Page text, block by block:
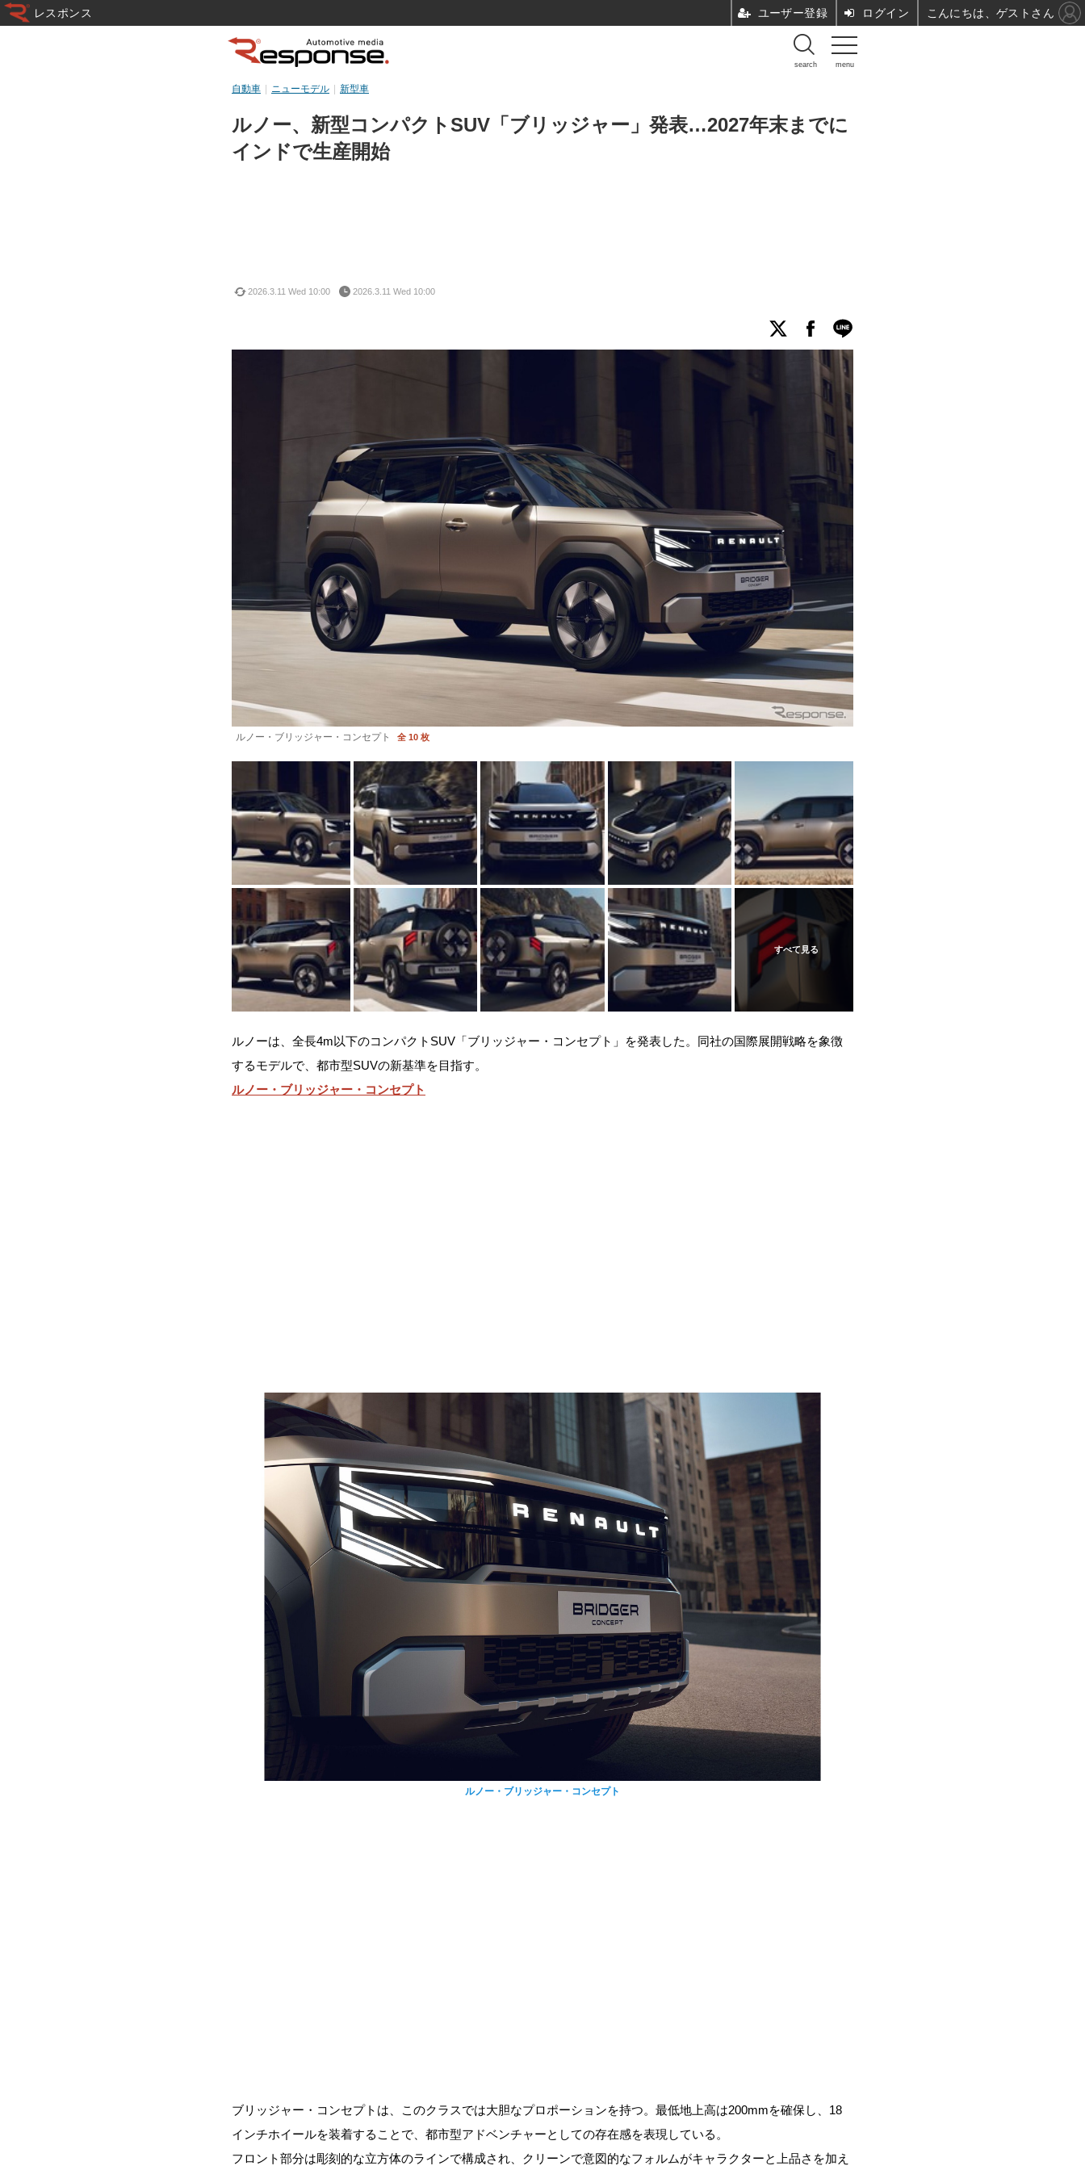
menu
search
ルノー、新型コンパクトSUV「ブリッジャー」発表…2027年末までに
インドで生産開始
自動車 ニューモデル 新型車
2026.3.11 Wed 10:00 2026.3.11 Wed 10:00
ルノー・ブリッジャー・コンセプト 全 10 枚
ルノーは、全長4m以下のコンパクトSUV「ブリッジャー・コンセプト」を発表した。同社の国際展開戦略を象徴
するモデルで、都市型SUVの新基準を目指す。
ルノー・ブリッジャー・コンセプト
ルノー・ブリッジャー・コンセプト
ブリッジャー・コンセプトは、このクラスでは大胆なプロポーションを持つ。最低地上高は200mmを確保し、18
インチホイールを装着することで、都市型アドベンチャーとしての存在感を表現している。
フロント部分は彫刻的な立方体のラインで構成され、クリーンで意図的なフォルムがキャラクターと上品さを加え
レスポンス ユーザー登録 ログイン こんにちは、ゲストさん